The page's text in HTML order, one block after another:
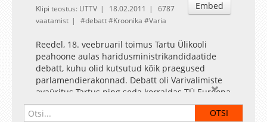
Embed
Klipi teostus: UTTV 18.02.2011
6787
vaatamist
debatt Kroonika Varia
Reedel, 18. veebruaril toimus Tartu Ülikooli
peahoone aulas haridusministrikandidaatide
debatt, kuhu olid kutsutud kõik praegused
parlamendierakonnad. Debatt oli Varivalimiste
avaüritus Tartus ning seda korraldas TÜ Euroopa
Kolledž koostöös Tartu Noortevolikoguga. Debati
avas ning avaküsimuse kandidaatidelt küsis